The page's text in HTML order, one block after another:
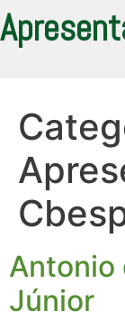
Antonio
Júnior